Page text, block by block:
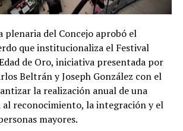
del Concejo aprobó el
que institucionaliza el Festival
de Oro, iniciativa presentada por
Beltrán y Joseph González con el
la realización anual de una
al reconocimiento, la integración y el
mayores.